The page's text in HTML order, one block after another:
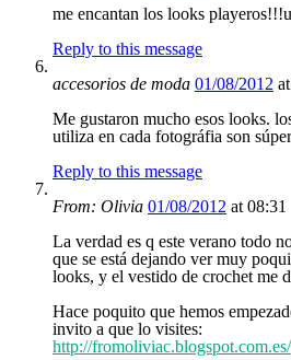
me encantan los looks
Reply to this message
accesorios de moda 01/08/2012
Me gustaron mucho esos looks.
utiliza en cada fotográfia son
Reply to this message
From: Olivia 01/08/2012 at 08:31
La verdad es q este verano todo
que se está dejando ver muy
looks, y el vestido de crochet me
Hace poquito que hemos
invito a que lo visites:
http://fromoliviac.blogspot.com.es/